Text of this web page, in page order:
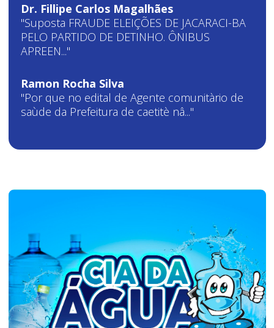
Dr. Fillipe Carlos Magalhães
"Suposta FRAUDE ELEIÇÕES DE JACARACI-BA
PELO PARTIDO DE DETINHO. ÔNIBUS
APREEN..."
Ramon Rocha Silva
"Por que no edital de Agente comunitàrio de
saùde da Prefeitura de caetitè nâ..."